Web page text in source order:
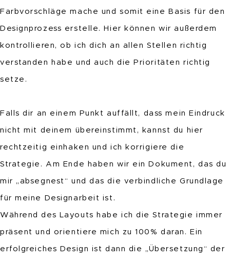
Farbvorschläge mache und somit eine Basis für den
Designprozess erstelle. Hier können wir außerdem
kontrollieren, ob ich dich an allen Stellen richtig
verstanden habe und auch die Prioritäten richtig
setze.
Falls dir an einem Punkt auffällt, dass mein Eindruck
nicht mit deinem übereinstimmt, kannst du hier
rechtzeitig einhaken und ich korrigiere die
Strategie. Am Ende haben wir ein Dokument, das du
mir „absegnest“ und das die verbindliche Grundlage
für meine Designarbeit ist.
Während des Layouts habe ich die Strategie immer
präsent und orientiere mich zu 100% daran. Ein
erfolgreiches Design ist dann die „Übersetzung“ der